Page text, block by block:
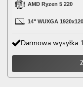
AMD Ryzen 5 220
14" WUXGA
Darmowa wysyłka